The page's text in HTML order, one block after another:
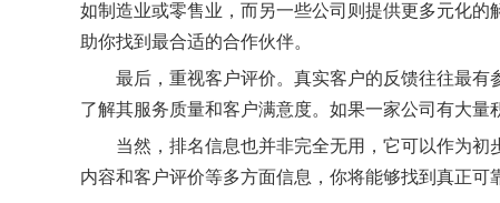
如制造业或零售业，而另一些公司则提供更多元化
助你找到最合适的合作伙伴。
最后，重视客户评价。真实客户的反馈往往最有
了解其服务质量和客户满意度。如果一家公司有大量
当然，排名信息也并非完全无用，它可以作为
内容和客户评价等多方面信息，你将能够找到真正可